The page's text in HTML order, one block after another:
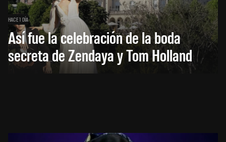
HACE 1 DÍA
Así fue la celebración de la boda
secreta de Zendaya y Tom Holland